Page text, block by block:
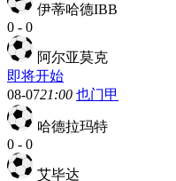
伊蒂哈德IBB
0 - 0
阿尔亚莫克
即将开始
08-0721:00 也门甲
哈德拉玛特
0 - 0
艾毕达